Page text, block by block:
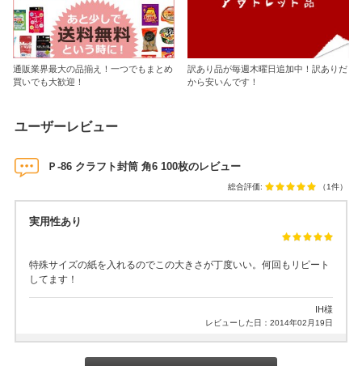
通販業界最大の品揃え！一つでもまとめ
買いでも大歓迎！
訳あり品が毎週木曜日追加中！訳ありだ
から安いんです！
ユーザーレビュー
Ｐ-86 クラフト封筒 角6 100枚のレビュー
総合評価: （1件）
実用性あり
特殊サイズの紙を入れるのでこの大きさが丁度いい。何回もリピート
してます！
IH様
レビューした日：2014年02月19日